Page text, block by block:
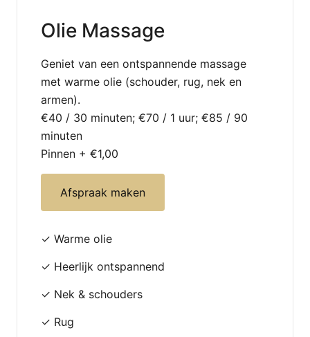
Olie Massage
Geniet van een ontspannende massage
met warme olie (schouder, rug, nek en
armen).
€40 / 30 minuten; €70 / 1 uur; €85 / 90
minuten
Pinnen + €1,00
Afspraak maken
✓ Warme olie
✓ Heerlijk ontspannend
✓ Nek & schouders
✓ Rug